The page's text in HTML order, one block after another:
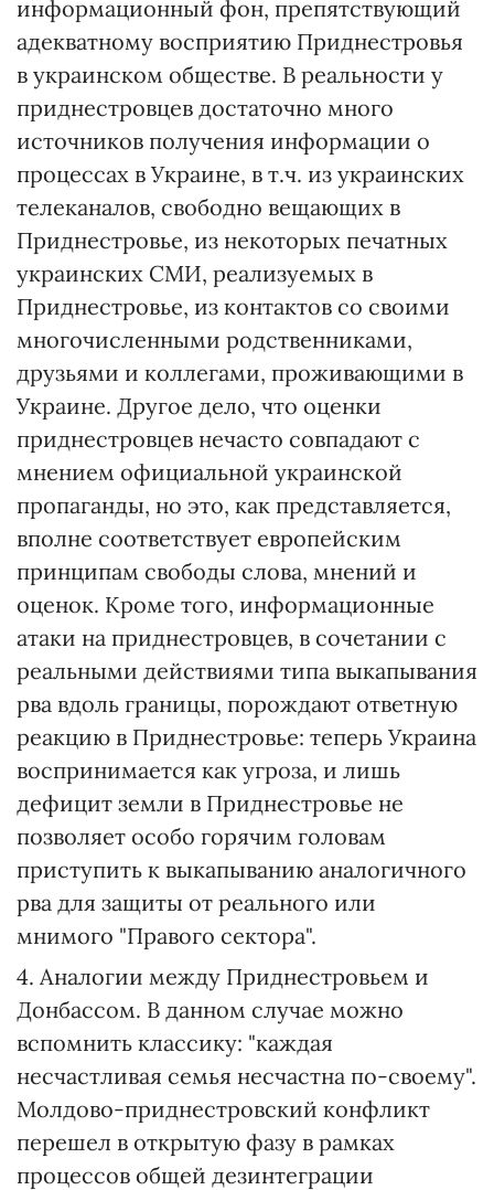
информационный фон, препятствующий
адекватному восприятию Приднестровья
в украинском обществе. В реальности у
приднестровцев достаточно много
источников получения информации о
процессах в Украине, в т.ч. из украинских
телеканалов, свободно вещающих в
Приднестровье, из некоторых печатных
украинских СМИ, реализуемых в
Приднестровье, из контактов со своими
многочисленными родственниками,
друзьями и коллегами, проживающими в
Украине. Другое дело, что оценки
приднестровцев нечасто совпадают с
мнением официальной украинской
пропаганды, но это, как представляется,
вполне соответствует европейским
принципам свободы слова, мнений и
оценок. Кроме того, информационные
атаки на приднестровцев, в сочетании с
реальными действиями типа выкапывания
рва вдоль границы, порождают ответную
реакцию в Приднестровье: теперь Украина
воспринимается как угроза, и лишь
дефицит земли в Приднестровье не
позволяет особо горячим головам
приступить к выкапыванию аналогичного
рва для защиты от реального или
мнимого "Правого сектора".
4. Аналогии между Приднестровьем и
Донбассом. В данном случае можно
вспомнить классику: "каждая
несчастливая семья несчастна по-своему".
Молдово-приднестровский конфликт
перешел в открытую фазу в рамках
процессов общей дезинтеграции